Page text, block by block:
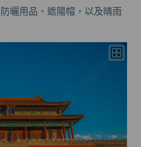
曬用品、遮陽帽，以及晴雨